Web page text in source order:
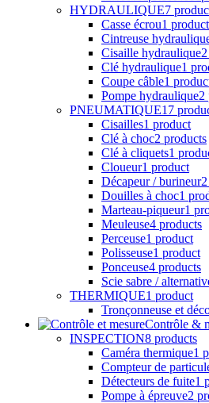
Cisailles1 product
Clé à choc2 products
Clé à cliquets1
Cloueur1 product
Décapeur / burineur2
Douilles à choc1
Marteau-piqueur1
Meuleuse4 products
Perceuse1 product
Polisseuse1 product
Ponceuse4 products
Scie sabre / alternative
THERMIQUE1 product
Tronçonneuse et
Contrôle &
INSPECTION8 products
Caméra thermique1
Compteur de
Détecteurs de fuite1
Pompe à épreuve2
Scanner de béton /
Vidéo endoscopique
MESURE GAZ7 products
Détecteur Multi Gaz
Manomètres5
Oxygénomètre1
MESURES